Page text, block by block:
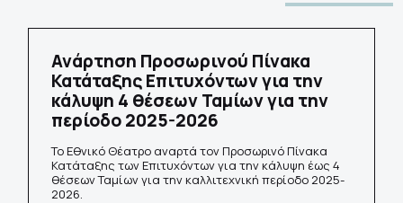
Ανάρτηση Προσωρινού Πίνακα
Κατάταξης Επιτυχόντων για την
κάλυψη 4 θέσεων Ταμίων για την
περίοδο 2025-2026
Το Εθνικό Θέατρο αναρτά τον Προσωρινό Πίνακα
Κατάταξης των Επιτυχόντων για την κάλυψη έως 4
θέσεων Ταμίων για την καλλιτεχνική περίοδο 2025-
2026.